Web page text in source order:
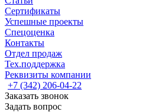
Сертификаты
Успешные проекты
Спецоценка
Контакты
Отдел продаж
Тех.поддержка
Реквизиты компании
+7 (342) 206-04-22
Заказать звонок
Задать вопрос